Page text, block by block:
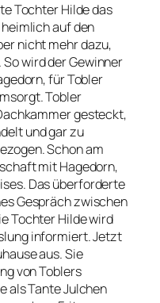
Tochter Hilde das
auf den
nicht mehr dazu,
wird der Gewinner
für Tobler
Tobler
gesteckt,
und gar zu
Schon am
mit Hagedorn,
Das überforderte
Gespräch zwischen
Tochter Hilde wird
informiert. Jetzt
aus. Sie
von Toblers
als Tante Julchen